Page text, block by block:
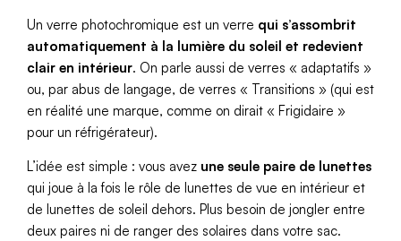
Un verre photochromique est un verre qui s’assombrit
automatiquement à la lumière du soleil et redevient
clair en intérieur. On parle aussi de verres « adaptatifs »
ou, par abus de langage, de verres « Transitions » (qui est
en réalité une marque, comme on dirait « Frigidaire »
pour un réfrigérateur).
L’idée est simple : vous avez une seule paire de lunettes
qui joue à la fois le rôle de lunettes de vue en intérieur et
de lunettes de soleil dehors. Plus besoin de jongler entre
deux paires ni de ranger des solaires dans votre sac.